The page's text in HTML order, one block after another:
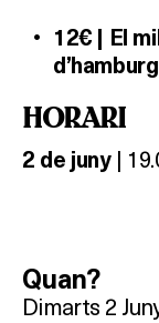
12€ | El
HORARI
2 de juny|
Quan?
Dimarts 2